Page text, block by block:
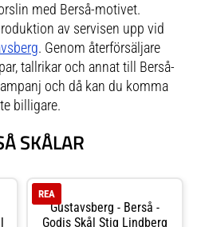
med Berså-motivet.
av servisen upp vid
. Genom återförsäljare
tallrikar och annat till Berså-
och då kan du komma
billigare.
SKÅLAR
Gustavsberg - Berså -
Godis Skål Stig Lindberg
REA